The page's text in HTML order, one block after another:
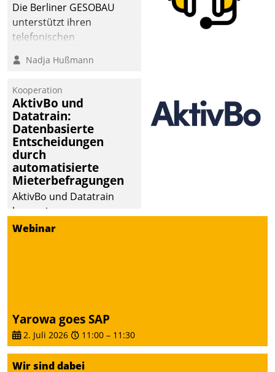
Die Berliner GESOBAU
unterstützt ihren
telefonischen
digitalen Cockpit, das
passende Fragen und
Schlagworte auswirft.
Eine intuitive
Dialogführung ermöglicht
dem externen
Serviceteam, Anrufe von
Mietenden zügiger und
effizienter zu bearbeiten.
Nadja Hußmann
Kooperation
AktivBo und
Datatrain:
Datenbasierte
Entscheidungen
durch
automatisierte
Mieterbefragungen
AktivBo und Datatrain
kooperieren –
Immobilienunternehmen
zielgerichtete
Mieterbefragungen – eine
starke Grundlage für
intelligente,
Webinar
Yarowa goes SAP
2. Juli 2026 11:00 – 11:30
Wir sind dabei